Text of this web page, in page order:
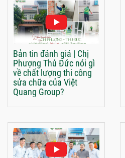
Bản tin đánh giá | Chị
Phượng Thủ Đức nói gì
về chất lượng thi công
sửa chữa của Việt
Quang Group?